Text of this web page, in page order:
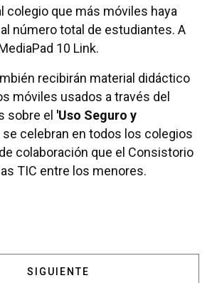
colegio que más móviles haya
número total de estudiantes. A
10 Link.
recibirán material didáctico
móviles usados a través del
sobre el 'Uso Seguro y
celebran en todos los colegios
colaboración que el Consistorio
TIC entre los menores.
ELENA, LOS COLEGIOS QUE MÁS
ARTÍCULO SIGUIENTE:
SIGUIENTE